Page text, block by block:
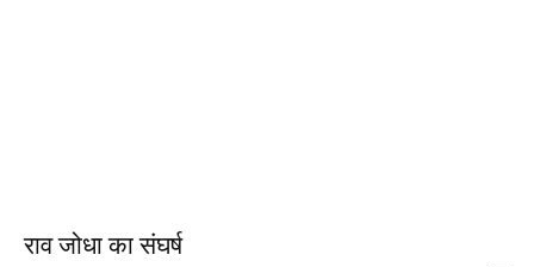
राव जोधा का संघर्ष